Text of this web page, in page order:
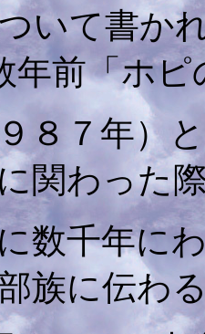
いて書か
年前「ホピ
８７年）
関わった
数千年に
族に伝わ